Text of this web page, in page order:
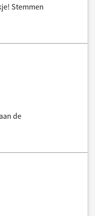
Stemmen
de